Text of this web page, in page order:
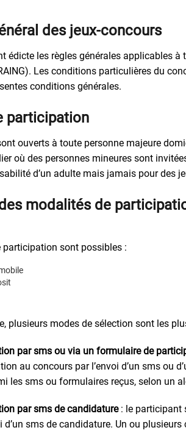
des jeux-concours
édicte les règles générales applicables
Les conditions particulières du
conditions générales.
participation
ouverts à toute personne majeure
où des personnes mineures sont
d’un adulte mais jamais pour des
modalités de
participation sont possibles :
plusieurs modes de sélection sont les
par sms ou via un formulaire de
au concours par l’envoi d’un sms ou
les sms ou formulaires reçus, selon un
par sms de candidature : le participant
d’un sms de candidature. Un ou